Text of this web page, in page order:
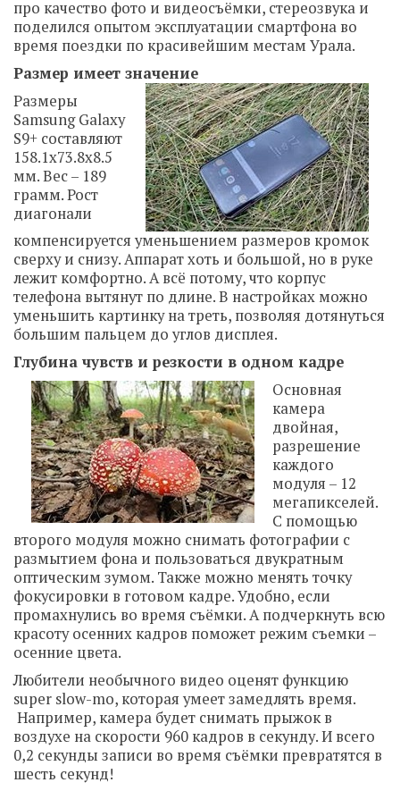
про качество фото и видеосъёмки, стереозвука и
поделился опытом эксплуатации смартфона во
время поездки по красивейшим местам Урала.
Размер имеет значение
Размеры
Samsung Galaxy
S9+ составляют
158.1x73.8x8.5
мм. Вес – 189
грамм. Рост
диагонали
компенсируется уменьшением размеров кромок
сверху и снизу. Аппарат хоть и большой, но в руке
лежит комфортно. А всё потому, что корпус
телефона вытянут по длине. В настройках можно
уменьшить картинку на треть, позволяя дотянуться
большим пальцем до углов дисплея.
Глубина чувств и резкости в одном кадре
Основная
камера
двойная,
разрешение
каждого
модуля – 12
мегапикселей.
С помощью
второго модуля можно снимать фотографии с
размытием фона и пользоваться двукратным
оптическим зумом. Также можно менять точку
фокусировки в готовом кадре. Удобно, если
промахнулись во время съёмки. А подчеркнуть всю
красоту осенних кадров поможет режим съемки –
осенние цвета.
Любители необычного видео оценят функцию
super slow-mo, которая умеет замедлять время.
Например, камера будет снимать прыжок в
воздухе на скорости 960 кадров в секунду. И всего
0,2 секунды записи во время съёмки превратятся в
шесть секунд!